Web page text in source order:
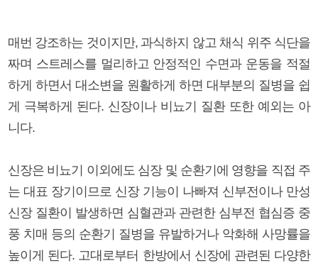
매번 강조하는 것이지만, 과식하지 않고 채식 위주 식단을
짜며 스트레스를 멀리하고 안정적인 수면과 운동을 적절
하게 하면서 대소변을 원활하게 하면 대부분의 질병을 쉽
게 극복하게 된다. 신장이나 비뇨기 질환 또한 예외는 아
니다.
신장은 비뇨기 이외에도 심장 및 순환기에 영향을 직접 주
는 대표 장기이므로 신장 기능이 나빠져 신부전이나 만성
신장 질환이 발생하면 심혈관과 관련한 심부전 협심증 중
풍 치매 등의 순환기 질병을 유발하거나 악화해 사망률을
높이게 된다. 고대로부터 한방에서 신장에 관련된 다양한